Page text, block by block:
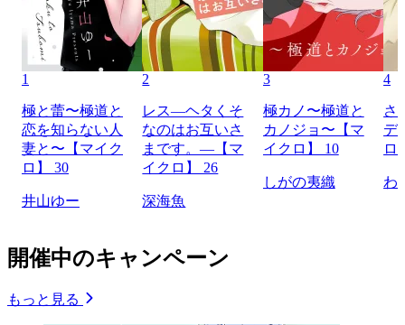
1
極と蕾〜極道と
恋を知らない人
妻と〜【マイク
ロ】 30
井山ゆー
2
レス―ヘタくそ
なのはお互いさ
まです。―【マ
イクロ】 26
深海魚
3
極カノ〜極道と
カノジョ〜【マ
イクロ】 10
しがの夷織
4
さ
デ
ロ
わ
開催中のキャンペーン
もっと見る